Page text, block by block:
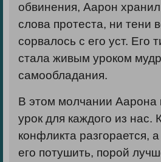
обвинения, Аарон
слова протеста, ни тени
сорвалось с его уст. Его
стала живым уроком
самообладания.
В этом молчании Аарона
урок для каждого из нас.
конфликта разгорается,
его потушить, порой